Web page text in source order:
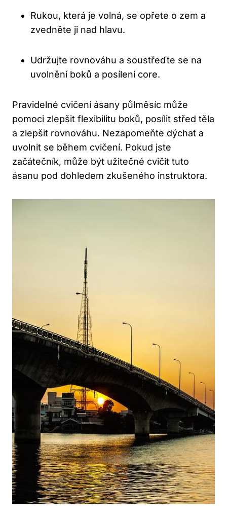
Rukou, která je volná, se opřete o zem a
zvedněte ji nad hlavu.
Udržujte rovnováhu a soustřeďte se na
uvolnění boků a posílení core.
Pravidelné cvičení ásany půlměsíc může
pomoci zlepšit flexibilitu boků, posílit střed těla
a zlepšit rovnováhu. Nezapomeňte dýchat a
uvolnit se během cvičení. Pokud jste
začátečník, může být užitečné cvičit tuto
ásanu pod dohledem zkušeného instruktora.